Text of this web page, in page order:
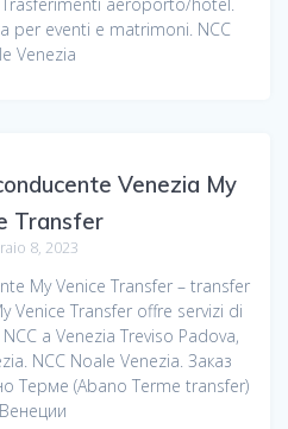
aeroporto/hotel.
per eventi e matrimoni. NCC
Venezia
Venezia My
Transfer
8, 2023
My Venice Transfer – transfer
Venice Transfer offre servizi di
a Venezia Treviso Padova,
NCC Noale Venezia. Заказ
Терме (Abano Terme transfer)